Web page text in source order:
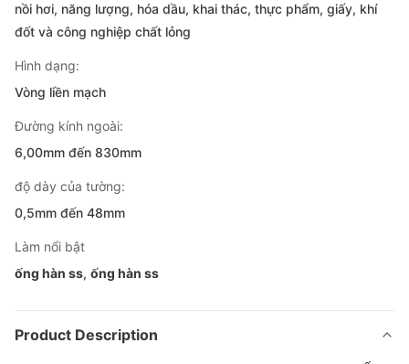
nồi hơi, năng lượng, hóa dầu, khai thác, thực phẩm, giấy, khí
đốt và công nghiệp chất lỏng
Hình dạng:
Vòng liền mạch
Đường kính ngoài:
6,00mm đến 830mm
độ dày của tường:
0,5mm đến 48mm
Làm nổi bật
ống hàn ss, ống hàn ss
Product Description